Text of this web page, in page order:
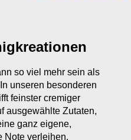
so viel mehr sein als
unseren besonderen
feinster cremiger
ausgewählte Zutaten,
ganz eigene,
Note verleihen.